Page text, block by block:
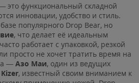
это функциональный складной
инновации, удобство и стиль.
популярного Drop Bear, но
, что делает её идеальным
работает с упаковкой, резкой
просто не хочет тратить время на
— Азо Маи, один из ведущих
Kizer, известный своим вниманием к